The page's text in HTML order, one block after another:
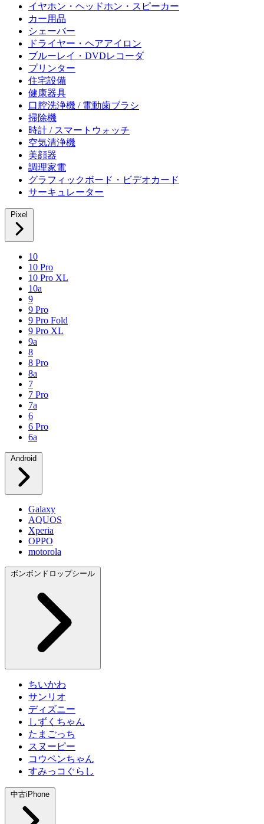
イヤホン・ヘッドホン・スピーカー
カー用品
シェーバー
ドライヤー・ヘアアイロン
ブルーレイ・DVDレコーダ
プリンター
住宅設備
健康器具
口腔洗浄機 / 電動歯ブラシ
掃除機
時計 / スマートウォッチ
空気清浄機
美顔器
調理家電
グラフィックボード・ビデオカード
サーキュレーター
Pixel
10
10 Pro
10 Pro XL
10a
9
9 Pro
9 Pro Fold
9 Pro XL
9a
8
8 Pro
8a
7
7 Pro
7a
6
6 Pro
6a
Android
Galaxy
AQUOS
Xperia
OPPO
motorola
ボンボンドロップシール
ちいかわ
サンリオ
ディズニー
しずくちゃん
たまごっち
スヌーピー
コウペンちゃん
すみっコぐらし
中古iPhone